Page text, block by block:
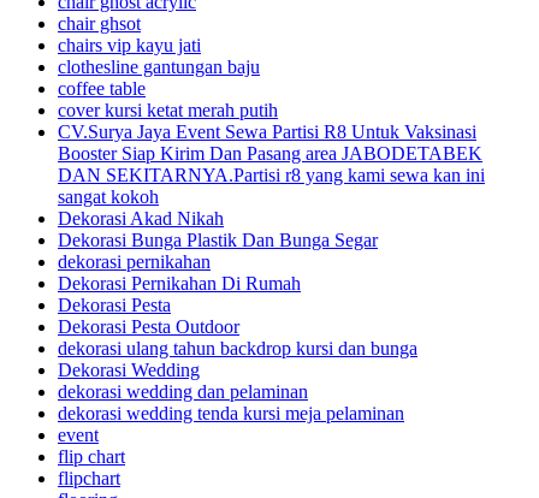
chair ghsot
chairs vip kayu jati
clothesline gantungan baju
coffee table
cover kursi ketat merah putih
CV.Surya Jaya Event Sewa Partisi R8 Untuk Vaksinasi
Booster Siap Kirim Dan Pasang area JABODETABEK
DAN SEKITARNYA.Partisi r8 yang kami sewa kan ini
sangat kokoh
Dekorasi Akad Nikah
Dekorasi Bunga Plastik Dan Bunga Segar
dekorasi pernikahan
Dekorasi Pernikahan Di Rumah
Dekorasi Pesta
Dekorasi Pesta Outdoor
dekorasi ulang tahun backdrop kursi dan bunga
Dekorasi Wedding
dekorasi wedding dan pelaminan
dekorasi wedding tenda kursi meja pelaminan
event
flip chart
flipchart